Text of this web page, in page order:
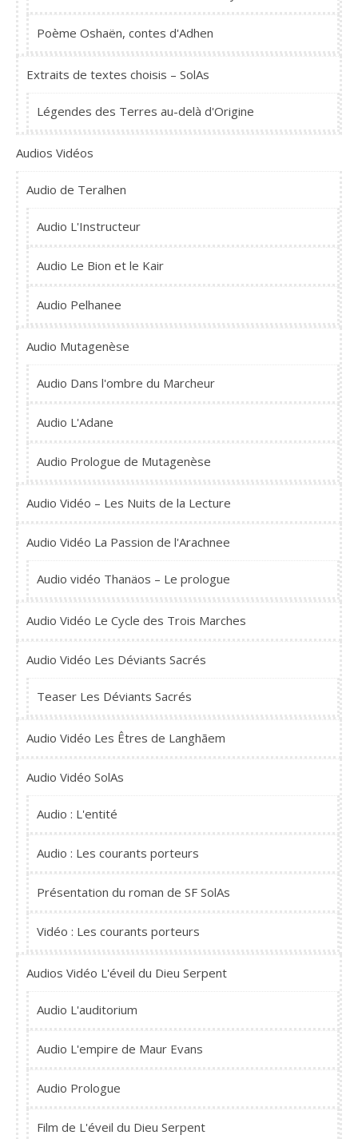
Poème Oshaën, contes d'Adhen
Extraits de textes choisis – SolAs
Légendes des Terres au-delà d'Origine
Audios Vidéos
Audio de Teralhen
Audio L'Instructeur
Audio Le Bion et le Kair
Audio Pelhanee
Audio Mutagenèse
Audio Dans l'ombre du Marcheur
Audio L'Adane
Audio Prologue de Mutagenèse
Audio Vidéo – Les Nuits de la Lecture
Audio Vidéo La Passion de l'Arachnee
Audio vidéo Thanäos – Le prologue
Audio Vidéo Le Cycle des Trois Marches
Audio Vidéo Les Déviants Sacrés
Teaser Les Déviants Sacrés
Audio Vidéo Les Êtres de Langhãem
Audio Vidéo SolAs
Audio : L'entité
Audio : Les courants porteurs
Présentation du roman de SF SolAs
Vidéo : Les courants porteurs
Audios Vidéo L'éveil du Dieu Serpent
Audio L'auditorium
Audio L'empire de Maur Evans
Audio Prologue
Film de L'éveil du Dieu Serpent